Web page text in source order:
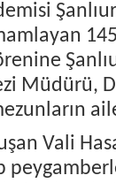
Müdürü,
Vali